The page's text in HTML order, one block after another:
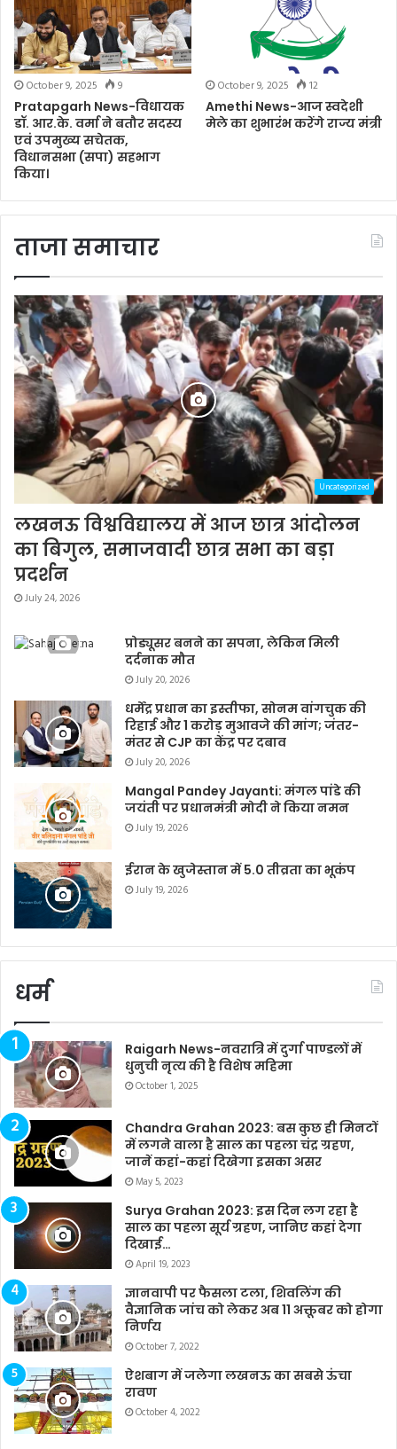
October 9, 2025
9
Pratapgarh News-विधायक
डॉ. आर.के. वर्मा ने बतौर सदस्य
एवं उपमुख्य सचेतक,
विधानसभा (सपा) सहभाग
किया।
October 9, 2025
12
Amethi News-आज स्वदेशी
मेले का शुभारंभ करेंगे राज्य मंत्री
ताजा समाचार
Uncategorized
लखनऊ विश्वविद्यालय में आज छात्र आंदोलन
का बिगुल, समाजवादी छात्र सभा का बड़ा
प्रदर्शन
July 24, 2026
प्रोड्यूसर बनने का सपना, लेकिन मिली
दर्दनाक मौत
July 20, 2026
धर्मेंद्र प्रधान का इस्तीफा, सोनम वांगचुक की
रिहाई और 1 करोड़ मुआवजे की मांग; जंतर-
मंतर से CJP का केंद्र पर दबाव
July 20, 2026
Mangal Pandey Jayanti: मंगल पांडे की
जयंती पर प्रधानमंत्री मोदी ने किया नमन
July 19, 2026
ईरान के खुजेस्तान में 5.0 तीव्रता का भूकंप
July 19, 2026
धर्म
Raigarh News-नवरात्रि में दुर्गा पाण्डलों में
धुनुची नृत्य की है विशेष महिमा
October 1, 2025
Chandra Grahan 2023: बस कुछ ही मिनटों
में लगने वाला है साल का पहला चंद्र ग्रहण,
जानें कहां-कहां दिखेगा इसका असर
May 5, 2023
Surya Grahan 2023: इस दिन लग रहा है
साल का पहला सूर्य ग्रहण, जानिए कहां देगा
दिखाई…
April 19, 2023
ज्ञानवापी पर फैसला टला, शिवलिंग की
वैज्ञानिक जांच को लेकर अब 11 अक्तूबर को होगा
निर्णय
October 7, 2022
ऐशबाग में जलेगा लखनऊ का सबसे ऊंचा
रावण
October 4, 2022